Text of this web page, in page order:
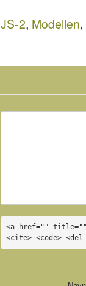
JS-2, Modellen,
<a href=""
<cite> <code>